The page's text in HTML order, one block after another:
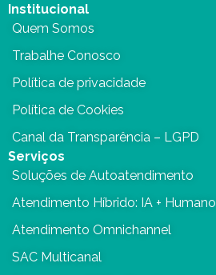
Institucional
Quem Somos
Trabalhe Conosco
Política de privacidade
Política de Cookies
Canal da Transparência – LGPD
Serviços
Soluções de Autoatendimento
Atendimento Híbrido: IA + Humano
Atendimento Omnichannel
SAC Multicanal